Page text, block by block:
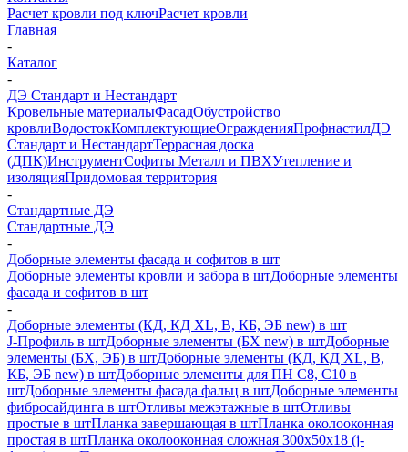
Расчет кровли под ключРасчет кровли
Главная
-
Каталог
-
ДЭ Стандарт и Нестандарт
Кровельные материалыФасадОбустройство
кровлиВодостокКомплектующиеОгражденияПрофнастилДЭ
Стандарт и НестандартТеррасная доска
(ДПК)ИнструментСофиты Металл и ПВХУтепление и
изоляцияПридомовая территория
-
Стандартные ДЭ
Стандартные ДЭ
-
Доборные элементы фасада и софитов в шт
Доборные элементы кровли и забора в штДоборные элементы
фасада и софитов в шт
-
Доборные элементы (КД, КД XL, В, КБ, ЭБ new) в шт
J-Профиль в штДоборные элементы (БХ new) в штДоборные
элементы (БХ, ЭБ) в штДоборные элементы (КД, КД XL, В,
КБ, ЭБ new) в штДоборные элементы для ПН С8, С10 в
штДоборные элементы фасада фальц в штДоборные элементы
фибросайдинга в штОтливы межэтажные в штОтливы
простые в штПланка завершающая в штПланка околооконная
простая в штПланка околооконная сложная 300х50х18 (j-